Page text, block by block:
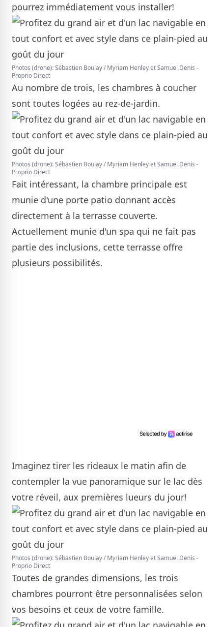
pourrez immédiatement vous installer!
Photos (drone): Sébastien Boulay / Myriam Henley et Samuel Denis -
Proprio Direct
Au nombre de trois, les chambres à coucher
sont toutes logées au rez-de-jardin.
Photos (drone): Sébastien Boulay / Myriam Henley et Samuel Denis -
Proprio Direct
Fait intéressant, la chambre principale est
munie d'une porte patio donnant accès
directement à la terrasse couverte.
Actuellement munie d'un spa qui ne fait pas
partie des inclusions, cette terrasse offre
plusieurs possibilités.
Imaginez tirer les rideaux le matin afin de
contempler la vue panoramique sur le lac dès
votre réveil, aux premières lueurs du jour!
Photos (drone): Sébastien Boulay / Myriam Henley et Samuel Denis -
Proprio Direct
Toutes de grandes dimensions, les trois
chambres pourront être personnalisées selon
vos besoins et ceux de votre famille.